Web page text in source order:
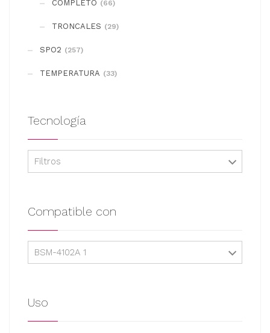
elegir
página
de
COMPLETO (66)
TRONCALES (29)
SPO2 (257)
TEMPERATURA (33)
Tecnología
Filtros
Compatible con
BSM-4102A 1
Uso